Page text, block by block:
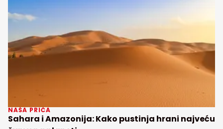
NAŠA PRIČA
Sahara i Amazonija: Kako pustinja hrani najveću